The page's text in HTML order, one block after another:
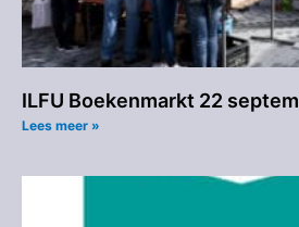
ILFU Boekenmarkt 22
Lees meer »